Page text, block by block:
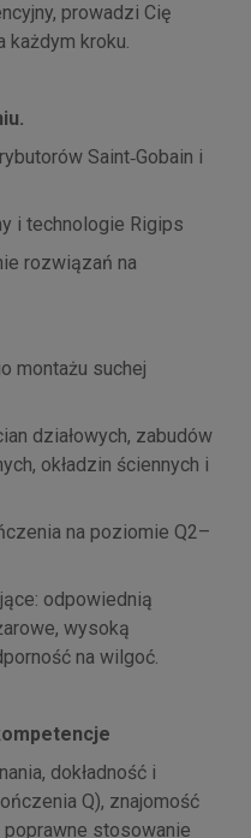
prowadzi Cię
każdym kroku.
Saint‑Gobain i
i technologie Rigips
rozwiązań na
montażu suchej
działowych, zabudów
okładzin ściennych i
na poziomie Q2–
odpowiednią
wysoką
na wilgoć.
dokładność i
Q), znajomość
stosowanie